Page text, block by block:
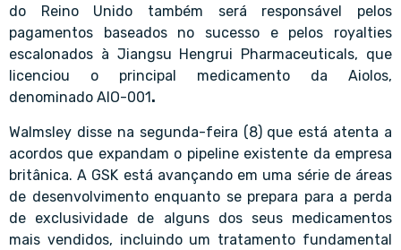
do Reino Unido também será responsável pelos
pagamentos baseados no sucesso e pelos royalties
escalonados à Jiangsu Hengrui Pharmaceuticals, que
licenciou o principal medicamento da Aiolos,
denominado AIO-001 .
Walmsley disse na segunda-feira (8) que está atenta a
acordos que expandam o pipeline existente da empresa
britânica. A GSK está avançando em uma série de áreas
de desenvolvimento enquanto se prepara para a perda
de exclusividade de alguns dos seus medicamentos
mais vendidos, incluindo um tratamento fundamental